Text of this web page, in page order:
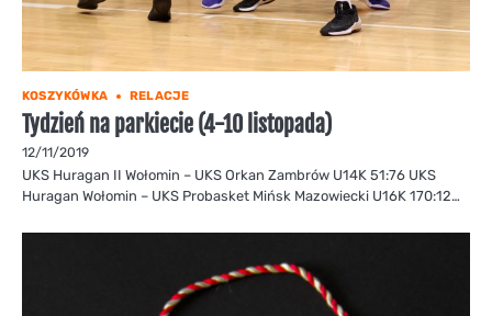
KOSZYKÓWKA RELACJE
Tydzień na parkiecie (4-10 listopada)
12/11/2019
UKS Huragan II Wołomin – UKS Orkan Zambrów U14K 51:76 UKS
Huragan Wołomin – UKS Probasket Mińsk Mazowiecki U16K 170:12…